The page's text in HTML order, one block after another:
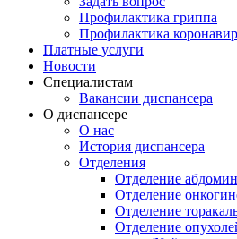
Профилактика гриппа
Профилактика
Платные услуги
Новости
Специалистам
Вакансии диспансера
О диспансере
О нас
История диспансера
Отделения
Отделение
Отделение
Отделение
Отделение